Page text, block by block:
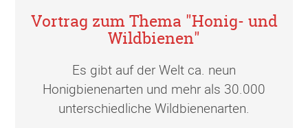
Vortrag zum Thema "Honig- und
Wildbienen"
Es gibt auf der Welt ca. neun
Honigbienenarten und mehr als 30.000
unterschiedliche Wildbienenarten.